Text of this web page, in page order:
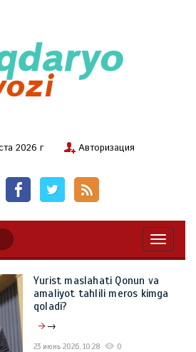
2026 г Авторизация
Yurist maslahati Qonun va
amaliyot tahlili meros kimga
qoladi?
→
23 июнь 2026, 10:28 0